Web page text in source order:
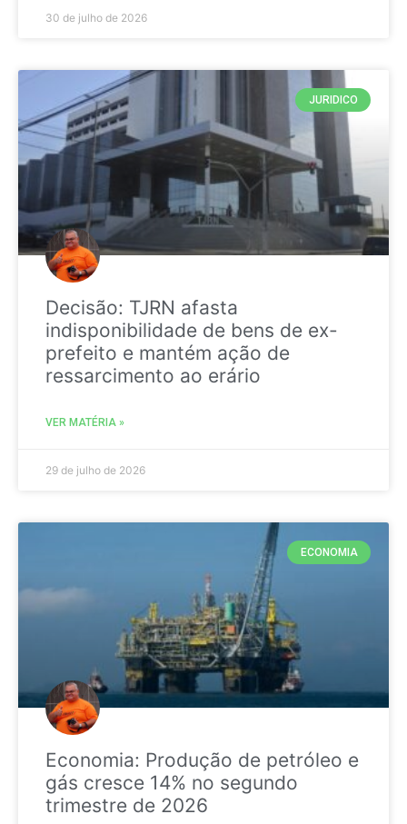
30 de julho de 2026
JURIDICO
Decisão: TJRN afasta
indisponibilidade de bens de ex-
prefeito e mantém ação de
ressarcimento ao erário
VER MATÉRIA »
29 de julho de 2026
ECONOMIA
Economia: Produção de petróleo e
gás cresce 14% no segundo
trimestre de 2026